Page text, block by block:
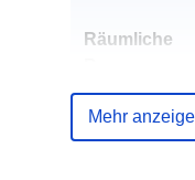
Räumliche
Mehr